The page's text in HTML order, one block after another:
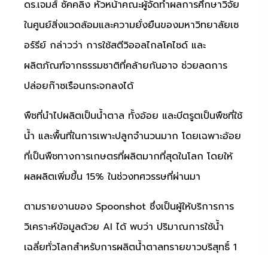
ดร.เจมส์ ซัคคลิง หัวหน้าคณะผู้จัดทำผลการศึกษาวิจัย
ในศูนย์สิ่งแวดล้อมและความยั่งยืนของมหาวิทยาลัยเซ
อร์รีย์ กล่าวว่า การใช้สตีวิออลไกลโคไซด์ และ
ผลิตภัณฑ์จากธรรมชาติที่คล้ายกันอาจ ช่วยลดการ
ปล่อยก๊าซเรือนกระจกลงได้
พืชที่นำไปผลิตเป็นน้ำตาล ทั้งอ้อย และบีตรูตเป็นพืชที่ใช้
น้ำ และพื้นที่ในการเพาะปลูกจำนวนมาก โดยเฉพาะอ้อย
ที่เป็นพืชทางการเกษตรที่ผลิตมากที่สุดในโลก โดยให้
ผลผลิตเพิ่มขึ้น 15% ในช่วงทศวรรษที่ผ่านมา
ตามรายงานของ Spoonshot ซึ่งเป็นผู้ให้บริการการ
วิเคราะห์ข้อมูลด้วย AI ได้ พบว่า ปริมาณการใช้น้ำ
เฉลี่ยทั่วโลกสำหรับการผลิตน้ำตาลทรายขาวบริสุทธิ์ 1